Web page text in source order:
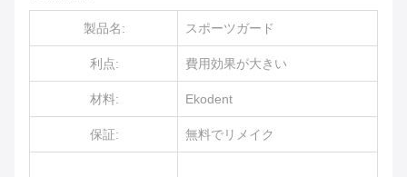
製品名: スポーツガード
利点: 費用効果が大きい
材料: Ekodent
保証: 無料でリメイク